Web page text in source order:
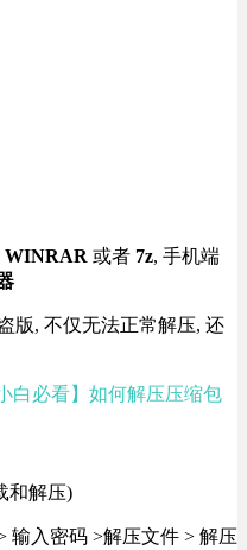
WINRAR 或者 7z, 手机端
版, 不仅无法正常解压, 还
白必看】如何解压压缩包
和解压)
输入密码 >解压文件 > 解压